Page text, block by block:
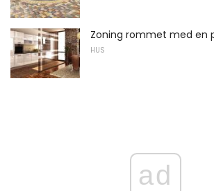
Zoning rommet med en
HUS
ad